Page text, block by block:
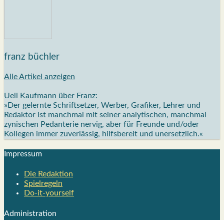
franz büchler
Alle Artikel anzeigen
Ueli Kaufmann über Franz:
»Der gelernte Schriftsetzer, Werber, Grafiker, Lehrer und
Redaktor ist manchmal mit seiner analytischen, manchmal
zynischen Pedanterie nervig, aber für Freunde und/oder
Kollegen immer zuverlässig, hilfsbereit und unersetzlich.«
Impres­sum
Die Redak­ti­on
Spiel­re­geln
Do-it-your­s­elf
Admi­nis­tra­ti­on